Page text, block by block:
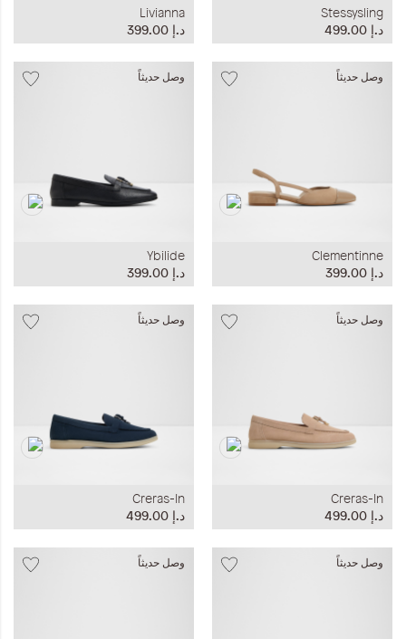
Stessysling
د.إ‏ 499.00
Livianna
د.إ‏ 399.00
وصل حديثاً
Clementinne
د.إ‏ 399.00
وصل حديثاً
Ybilide
د.إ‏ 399.00
وصل حديثاً
Creras-In
د.إ‏ 499.00
وصل حديثاً
Creras-In
د.إ‏ 499.00
وصل حديثاً وصل حديثاً